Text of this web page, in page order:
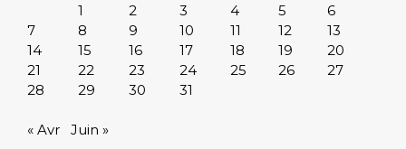
1
2 3 4 5
6
7
8 9 10 11 12
13
14
15 16 17 18 19
20
21
22 23 24 25 26
27
28
29 30 31
« Avr Juin »